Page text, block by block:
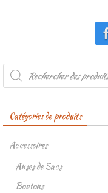
Recherche
produits
Catégories de produits
Accessoires
Anses de Sacs
Boutons